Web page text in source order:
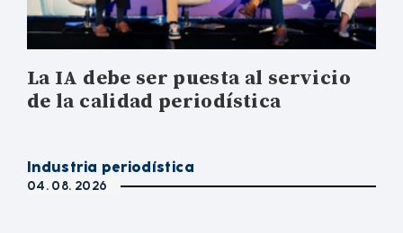
La IA debe ser puesta al servicio
de la calidad periodística
Industria periodística
04. 08. 2026